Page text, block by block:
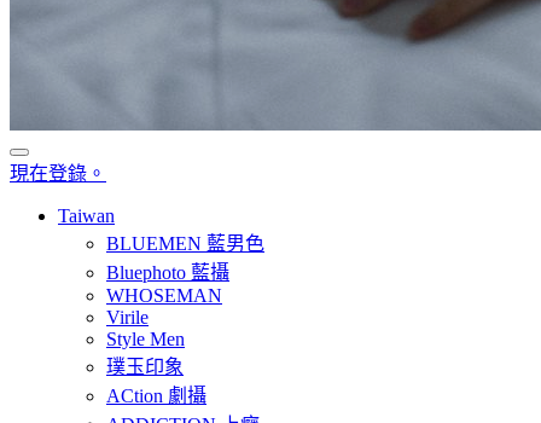
現在登錄。
Taiwan
BLUEMEN 藍男色
Bluephoto 藍攝
WHOSEMAN
Virile
Style Men
璞玉印象
ACtion 劇攝